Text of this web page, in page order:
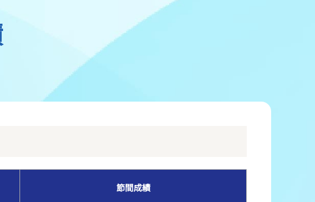
ボートレース浜名湖の楽しみ方
オラレ浜松
イル
メンバーズルーム会員
選手応援横断幕について
冠レース協賛キャンペーン
節間成績